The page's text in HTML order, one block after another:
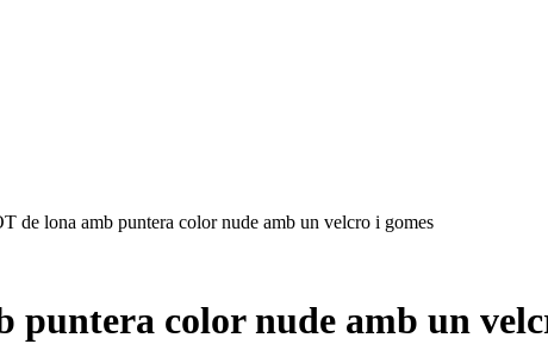
de lona amb puntera color nude amb un velcro i gomes
color nude amb un